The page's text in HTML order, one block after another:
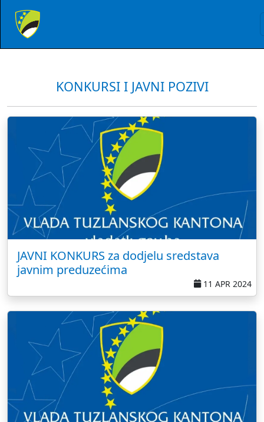
KONKURSI I JAVNI POZIVI
JAVNI KONKURS za dodjelu sredstava
javnim preduzećima
11 APR 2024